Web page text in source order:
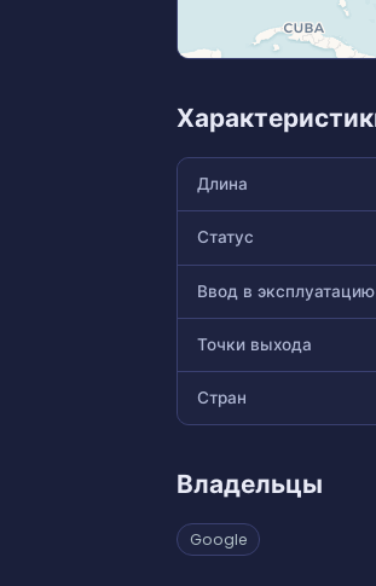
Длина
Статус
Ввод в эксплуатацию
Точки выхода
Стран
Владельцы
Google